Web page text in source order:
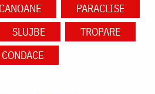
CANOANE
PARACLISE
SLUJBE
TROPARE
CONDACE